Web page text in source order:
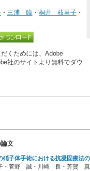
・ 三浦 瞳 ・ 桐井 枝里子 ・
くためには、Adobe
社のサイトより無料でダウ
文
硝子体手術における抗凝固療法
・菅野 誠・川崎 良・芳賀